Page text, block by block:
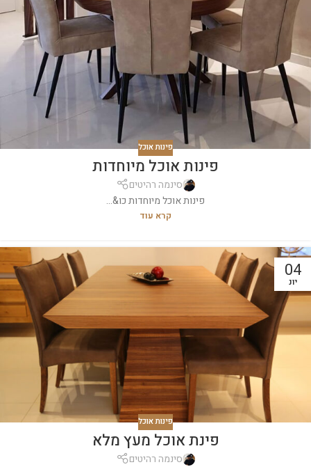
פינות אוכל
פינות אוכל מיוחדות
סינמה רהיטים
פינות אוכל מיוחדות כו&...
קרא עוד
04
יונ
פינות אוכל
פינת אוכל מעץ מלא
סינמה רהיטים